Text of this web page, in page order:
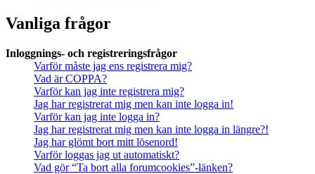
Vanliga frågor
Inloggnings- och registreringsfrågor
Varför måste jag ens registrera mig?
Vad är COPPA?
Varför kan jag inte registrera mig?
Jag har registrerat mig men kan inte logga in!
Varför kan jag inte logga in?
Jag har registrerat mig men kan inte logga in längre?!
Jag har glömt bort mitt lösenord!
Varför loggas jag ut automatiskt?
Vad gör “Ta bort alla forumcookies”-länken?